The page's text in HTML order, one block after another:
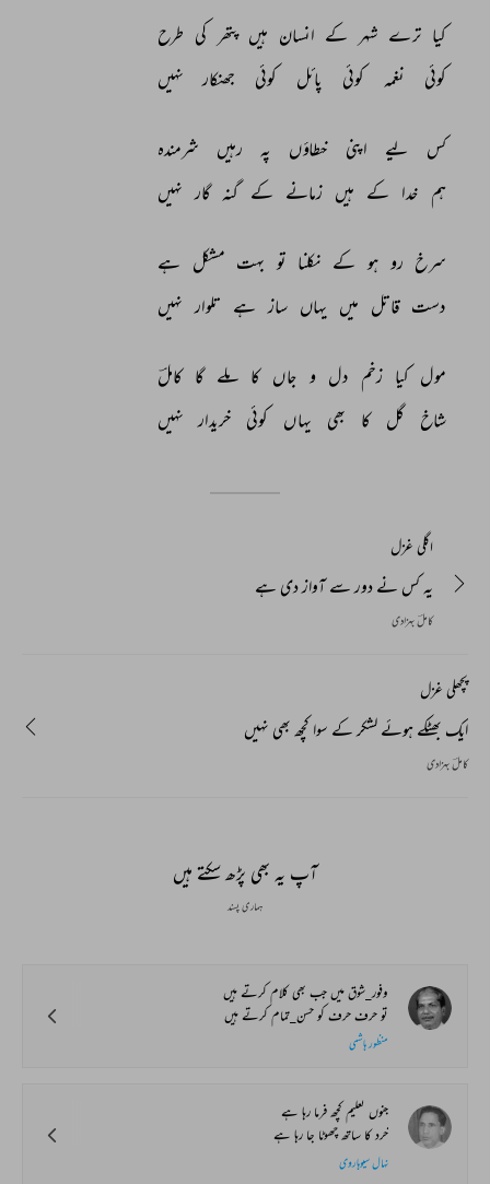
کیا ترے شہر کے انسان ہیں پتھر کی طرح
کوئی
نغمہ کوئی پائل کوئی جھنکار نہیں
کس لیے اپنی خطاؤں پہ رہیں
شرمندہ
ہم خدا کے ہیں زمانے کے گنہ گار نہیں
سرخ رو ہو کے نکلنا تو بہت مشکل ہے
دست قاتل میں یہاں ساز ہے تلوار نہیں
مول کیا زخم دل و جاں کا ملے گا کاملؔ
شاخ
گل کا بھی یہاں کوئی خریدار نہیں
اگلی غزل
یہ کس نے دور سے آواز دی ہے
کاملؔ بہزادی
پچھلی غزل
ایک بھٹکے ہوئے لشکر کے سوا کچھ بھی نہیں
کاملؔ بہزادی
آپ یہ بھی پڑھ سکتے ہیں
ہماری پسند
وفور_شوق میں جب بھی کلام کرتے ہیں
تو حرف حرف کو حسن_تمام کرتے ہیں
منظور ہاشمی
جنوں تعلیم کچھ فرما رہا ہے
خرد کا ساتھ چھوٹا جا رہا ہے
نہال سیوہاروی